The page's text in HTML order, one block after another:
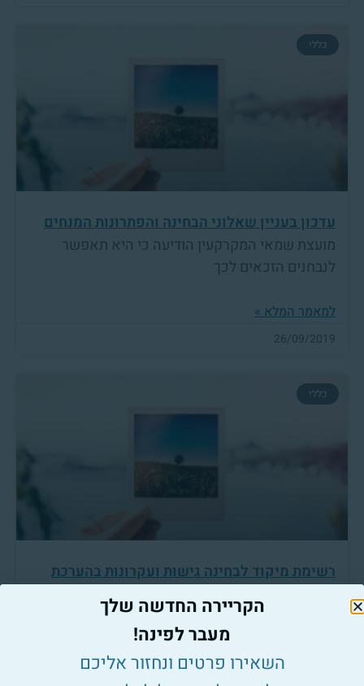
כללי
עדכון בעניין שאלוני הבחינה והפתרונות המנחים
מועצת שמאי המקרקעין הודיעה כי היא תאפשר
לנבחנים הזכאים לכך
למאמר המלא »
26/09/2019
כללי
רשימת מיקוד לבחינה גישות ועקרונות בהערכת
9.9.2019 אנו שמחים לפרסם את רשימת המיקוד
לבחינת "גישות ועקרונות
למאמר המלא »
הקריירה החדשה שלך
מעבר לפינה!
השאירו פרטים ונחזור אליכם